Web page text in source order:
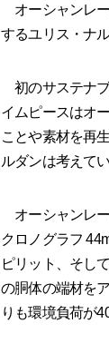
オーシャンレ
するユリス・ナ
初のサステナ
イムピースはオ
ことや素材を再
ルダンは考えてい
オーシャンレ
クロノグラフ
ピリット、そし
の胴体の端材を
りも環境負荷が